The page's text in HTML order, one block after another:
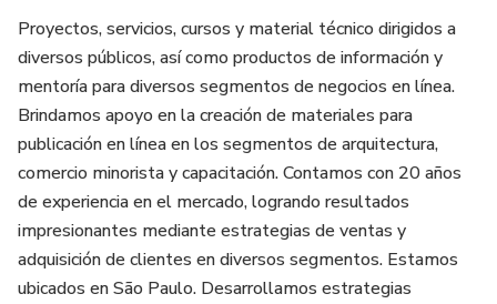
Proyectos, servicios, cursos y material técnico dirigidos a
diversos públicos, así como productos de información y
mentoría para diversos segmentos de negocios en línea.
Brindamos apoyo en la creación de materiales para
publicación en línea en los segmentos de arquitectura,
comercio minorista y capacitación. Contamos con 20 años
de experiencia en el mercado, logrando resultados
impresionantes mediante estrategias de ventas y
adquisición de clientes en diversos segmentos. Estamos
ubicados en São Paulo. Desarrollamos estrategias